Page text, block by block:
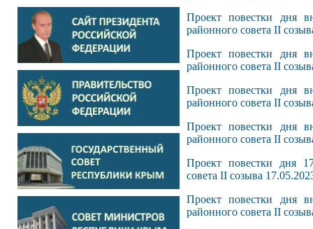
Проект повестки дня
районного совета II
Проект повестки дня
районного совета II
Проект повестки дня
районного совета II
Проект повестки дня
районного совета II
Проект повестки дня
совета II созыва
Проект повестки дня
районного совета II